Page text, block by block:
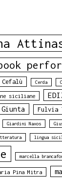
Cefalù Cerda
siciliane
Fulvia
Giardini Naxos
lingua
marcella
Pina Mitra